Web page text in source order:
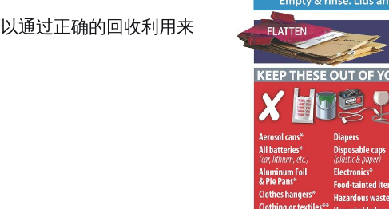
通过正确的回收利用来